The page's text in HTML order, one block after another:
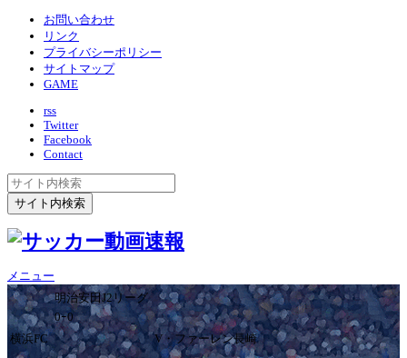
お問い合わせ
リンク
プライバシーポリシー
サイトマップ
GAME
rss
Twitter
Facebook
Contact
メニュー
明治安田J2リーグ
0ｰ0
横浜FC
V・ファーレン長崎